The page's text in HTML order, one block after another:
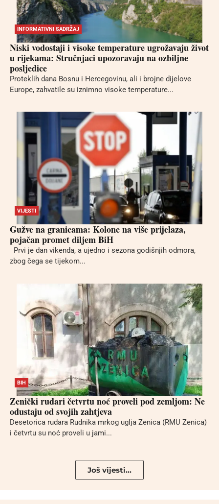
INFORMATIVNI SADRŽAJ
Niski vodostaji i visoke temperature ugrožavaju život
u rijekama: Stručnjaci upozoravaju na ozbiljne
posljedice
Proteklih dana Bosnu i Hercegovinu, ali i brojne dijelove
Europe, zahvatile su iznimno visoke temperature...
VIJESTI
Gužve na granicama: Kolone na više prijelaza,
pojačan promet diljem BiH
Prvi je dan vikenda, a ujedno i sezona godišnjih odmora,
zbog čega se tijekom...
BIH
Zenički rudari četvrtu noć proveli pod zemljom: Ne
odustaju od svojih zahtjeva
Desetorica rudara Rudnika mrkog uglja Zenica (RMU Zenica)
i četvrtu su noć proveli u jami...
Još vijesti...